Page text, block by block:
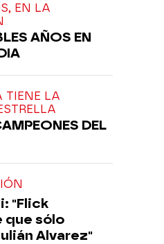
EN LA
AÑOS EN
TIENE LA
DEL
"Flick
sólo
Alvarez"